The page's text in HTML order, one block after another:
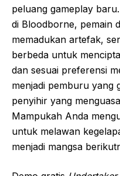
peluang gameplay
di Bloodborne, pemain
memadukan artefak,
berbeda untuk
dan sesuai preferensi
menjadi pemburu yang
penyihir yang
Mampukah Anda
untuk melawan
menjadi mangsa